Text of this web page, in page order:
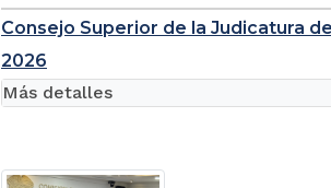
Consejo Superior de la Judicatura
2026
Más detalles